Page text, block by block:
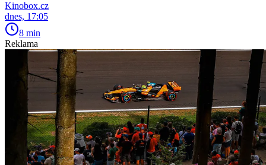
Kinobox.cz
dnes, 17:05
8 min
Reklama